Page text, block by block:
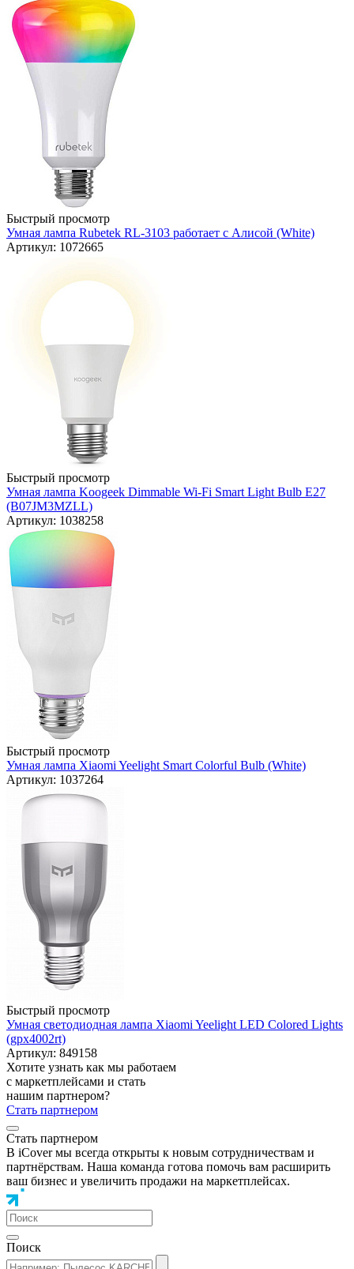
Быстрый просмотр
Умная лампа Rubetek RL-3103 работает с Алисой (White)
Артикул: 1072665
Быстрый просмотр
Умная лампа Koogeek Dimmable Wi-Fi Smart Light Bulb E27
(B07JM3MZLL)
Артикул: 1038258
Быстрый просмотр
Умная лампа Xiaomi Yeelight Smart Colorful Bulb (White)
Артикул: 1037264
Быстрый просмотр
Умная светодиодная лампа Xiaomi Yeelight LED Colored Lights
(gpx4002rt)
Артикул: 849158
Хотите узнать как мы работаем
с маркетплейсами и стать
нашим партнером?
Стать партнером
Стать партнером
В iCover мы всегда открыты к новым сотрудничествам и
партнёрствам. Наша команда готова помочь вам расширить
ваш бизнес и увеличить продажи на маркетплейсах.
Поиск